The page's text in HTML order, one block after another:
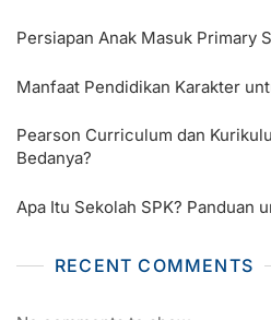
Persiapan Anak Masuk Primary
Manfaat Pendidikan Karakter
Pearson Curriculum dan
Bedanya?
Apa Itu Sekolah SPK? Panduan
RECENT COMMENTS